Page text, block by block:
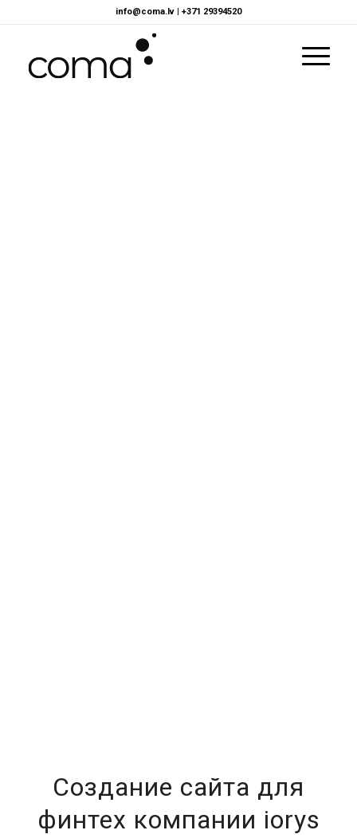
info@coma.lv| +371 29394520
Создание сайта для
финтех компании iorys